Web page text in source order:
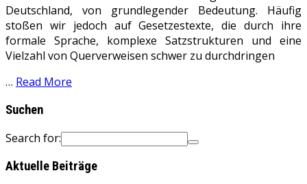
Deutschland, von grundlegender Bedeutung. Häufig
stoßen wir jedoch auf Gesetzestexte, die durch ihre
formale Sprache, komplexe Satzstrukturen und eine
Vielzahl von Querverweisen schwer zu durchdringen
… Read More
Suchen
Search for:
Aktuelle Beiträge